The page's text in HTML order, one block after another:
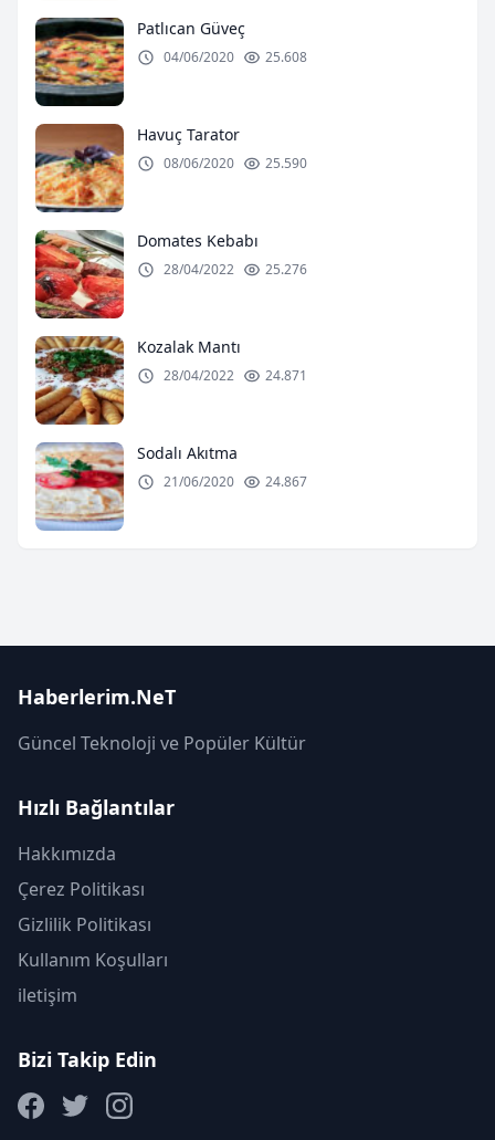
Patlıcan Güveç
04/06/2020 25.608
Havuç Tarator
08/06/2020 25.590
Domates Kebabı
28/04/2022 25.276
Kozalak Mantı
28/04/2022 24.871
Sodalı Akıtma
21/06/2020 24.867
Haberlerim.NeT
Güncel Teknoloji ve Popüler Kültür
Hızlı Bağlantılar
Hakkımızda
Çerez Politikası
Gizlilik Politikası
Kullanım Koşulları
iletişim
Bizi Takip Edin